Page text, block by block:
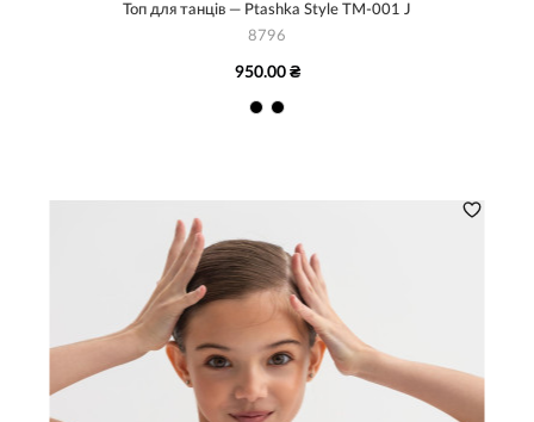
Топ для танців — Ptashka Style TM-001 J
8796
950.00 ₴